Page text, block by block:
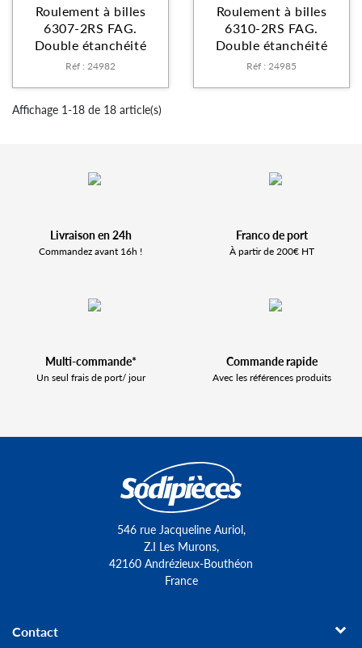
Roulement à billes
6307-2RS FAG.
Double étanchéité
Réf : 24982
Roulement à billes
6310-2RS FAG.
Double étanchéité
Réf : 24985
Affichage 1-18 de 18 article(s)
Livraison en 24h
Commandez avant 16h !
Franco de port
À partir de 200€ HT
Multi-commande*
Un seul frais de port/ jour
Commande rapide
Avec les références produits
546 rue Jacqueline Auriol,
Z.I Les Murons,
42160 Andrézieux-Bouthéon
France
Contact